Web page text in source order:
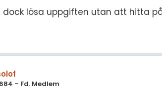
dock lösa uppgiften utan att hitta
– Fd. Medlem